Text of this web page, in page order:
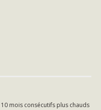
10 mois consécutifs plus chauds